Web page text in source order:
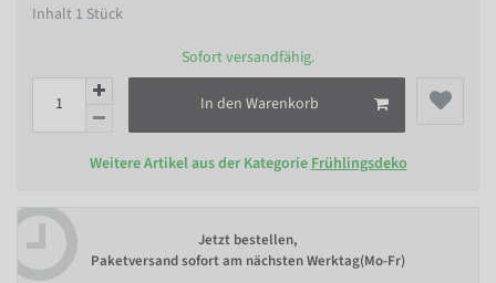
Inhalt 1 Stück
Sofort versandfähig.
In den Warenkorb
Weitere Artikel aus der Kategorie Frühlingsdeko
Jetzt bestellen,
Paketversand sofort am nächsten Werktag(Mo-Fr)